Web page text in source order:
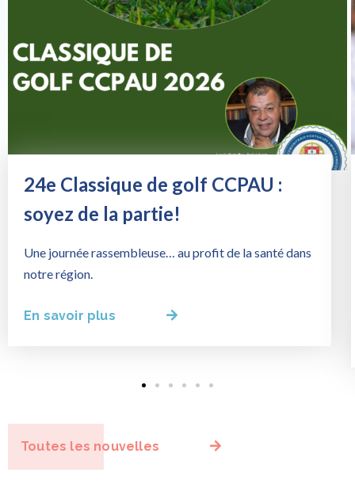
24e Classique de golf CCPAU :
soyez de la partie!
Une journée rassembleuse… au profit de la santé dans
notre région.
En savoir plus
Toutes les nouvelles